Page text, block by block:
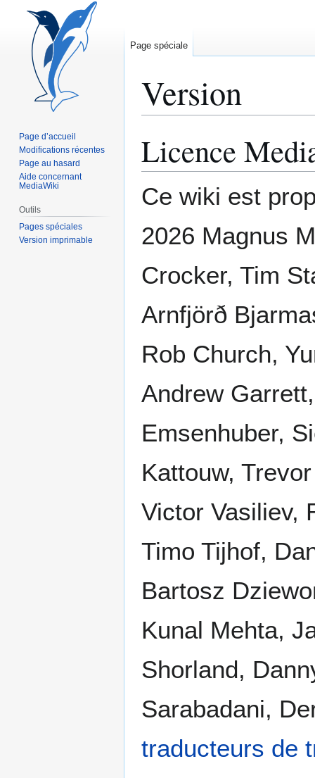
Version
Licence
Ce wiki est
2026 Magnus
Crocker, Tim
Arnfjörð
Rob Church,
Andrew
Emsenhuber,
Kattouw,
Victor Vasiliev,
Timo Tijhof,
Bartosz
Kunal Mehta,
Shorland,
Sarabadani,
traducteurs de
Page spéciale
Page d’accueil
Modifications récentes
Page au hasard
Aide concernant
MediaWiki
Outils
Pages spéciales
Version imprimable